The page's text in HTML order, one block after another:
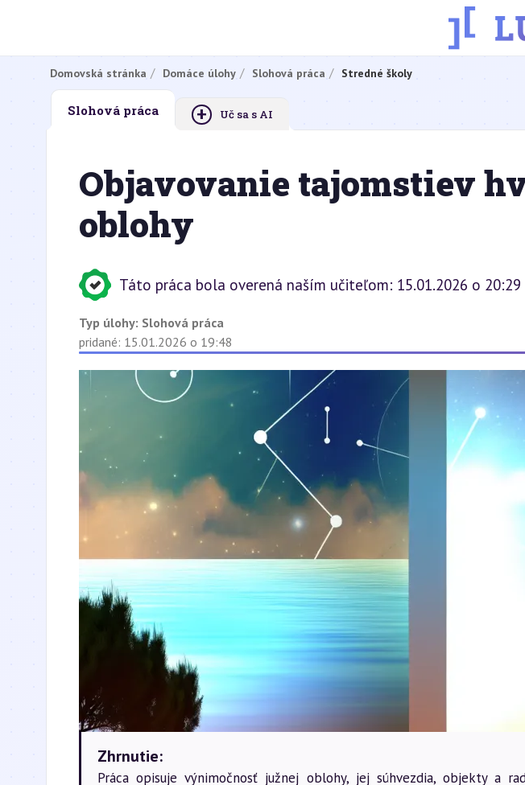
Domovská stránka Domáce úlohy Slohová práca Stredné školy
Slohová práca + Uč sa s AI
Objavovanie tajomstiev
oblohy
Táto práca bola overená naším učiteľom: 15.01.2026 o 20:29
Typ úlohy: Slohová práca
pridané: 15.01.2026 o 19:48
Zhrnutie:
Práca opisuje výnimočnosť južnej oblohy, jej súhvezdia, objekty a